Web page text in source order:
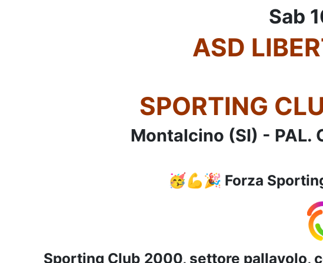
Sab
ASD
SPORTING
Montalcino (SI) - PAL.
🥳💪🎉 Forza
Sporting Club 2000, settore pallavolo,